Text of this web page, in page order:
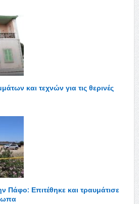
και τεχνών για τις θερινές
Πάφο: Επιτέθηκε και τραυμάτισε